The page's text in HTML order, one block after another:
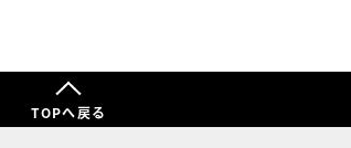
TOPへ戻る